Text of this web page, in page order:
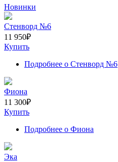
Новинки
Стенворд №6
11 950₽
Купить
Подробнее о Стенворд №6
Фиона
11 300₽
Купить
Подробнее о Фиона
Эка